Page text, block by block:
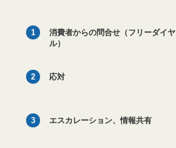
1
消費者からの問合せ（フリーダイヤ
ル）
2 応対
3 エスカレーション、情報共有